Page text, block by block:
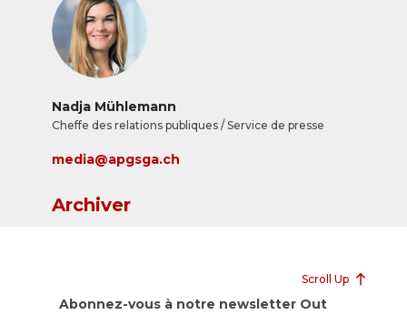
Nadja Mühlemann
Cheffe des relations publiques / Service de presse
media@apgsga.ch
Archiver
Scroll Up
Abonnez-vous à notre newsletter Out